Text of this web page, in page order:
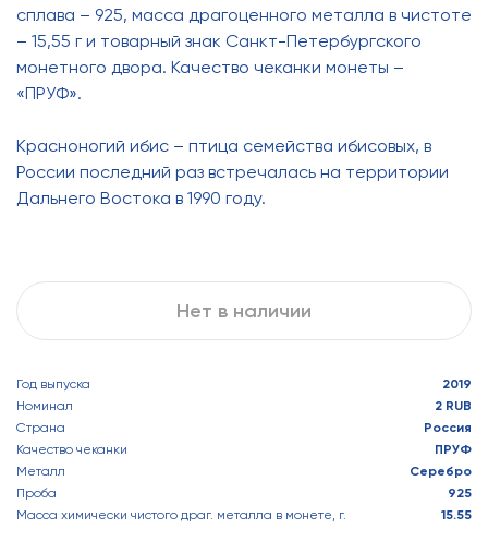
сплава – 925, масса драгоценного металла в чистоте
– 15,55 г и товарный знак Санкт-Петербургского
монетного двора. Качество чеканки монеты –
«ПРУФ».
Красноногий ибис – птица семейства ибисовых, в
России последний раз встречалась на территории
Дальнего Востока в 1990 году.
Нет в наличии
Год выпуска
2019
Номинал
2 RUB
Страна
Россия
Качество чеканки
ПРУФ
Металл
Серебро
Проба
925
Масса химически чистого драг. металла в монете, г.
15.55